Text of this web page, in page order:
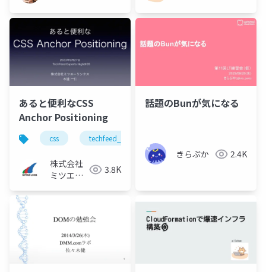
あると便利なCSS
Anchor Positioning
css techfeed_experts_night
株式会社
ミツエー
3.8K
話題のBunが気になる
きらぷか 2.4K